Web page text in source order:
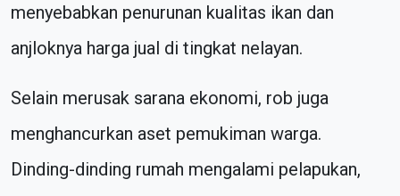
menyebabkan penurunan kualitas ikan dan
anjloknya harga jual di tingkat nelayan.
Selain merusak sarana ekonomi, rob juga
menghancurkan aset pemukiman warga.
Dinding-dinding rumah mengalami pelapukan,